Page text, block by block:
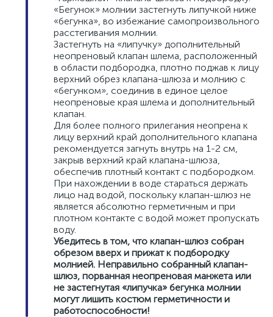
«Бегунок» молнии застегнуть липучкой ниже
«бегунка», во избежание самопроизвольного
расстегивания молнии.
Застегнуть на «липучку» дополнительный
неопреновый клапан шлема, расположенный
в области подбородка, плотно поджав к лицу
верхний обрез клапана-шлюза и молнию с
«бегунком», соединив в единое целое
неопреновые края шлема и дополнительный
клапан.
Для более полного прилегания неопрена к
лицу верхний край дополнительного клапана
рекомендуется загнуть внутрь на 1-2 см,
закрыв верхний край клапана-шлюза,
обеспечив плотный контакт с подбородком.
При нахождении в воде стараться держать
лицо над водой, поскольку клапан-шлюз не
является абсолютно герметичным и при
плотном контакте с водой может пропускать
воду.
Убедитесь в том, что клапан-шлюз собран
обрезом вверх и прижат к подбородку
молнией. Неправильно собранный клапан-
шлюз, порванная неопреновая манжета или
не застегнутая «липучка» бегунка молнии
могут лишить костюм герметичности и
работоспособности!